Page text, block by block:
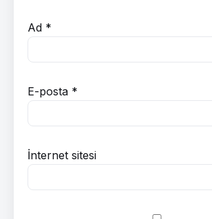
Ad *
E-posta *
İnternet sitesi